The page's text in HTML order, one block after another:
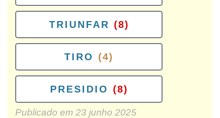
TRIUNFAR (8)
TIRO (4)
PRESIDIO (8)
Publicado em 23 junho 2025